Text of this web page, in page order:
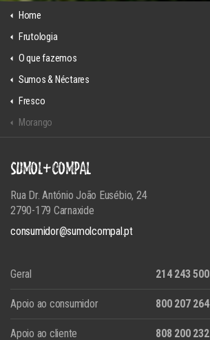
Home
Frutologia
O que fazemos
Sumos & Néctares
Fresco
Morango
SUMOL+COMPAL
Rua Dr. António João Eusébio, 24
2790-179 Carnaxide
consumidor@sumolcompal.pt
Geral 214 243 500
Apoio ao consumidor 800 207 264
Apoio ao cliente 808 200 232